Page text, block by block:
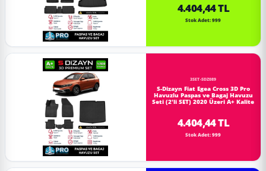
4.404,44 TL
Stok Adet: 999
3SET-SDZ089
S-Dizayn Fiat Egea Cross 3D Pro
Havuzlu Paspas ve Bagaj Havuzu
Seti (2'li SET) 2020 Üzeri A+ Kalite
4.404,44 TL
Stok Adet: 999